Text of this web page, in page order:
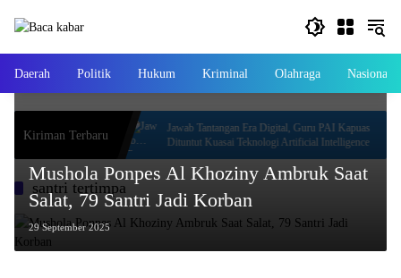
Daerah Politik Hukum Kriminal Olahraga Nasional
Kiriman Terbaru
ke-23 Tingkat
Jawab Tantangan Era Digital, Guru PAI Kapuas
Dituntut Kuasai Teknologi Artificial Intelligence
santri tertimpa
Mushola Ponpes Al Khoziny Ambruk Saat
Salat, 79 Santri Jadi Korban
29 September 2025